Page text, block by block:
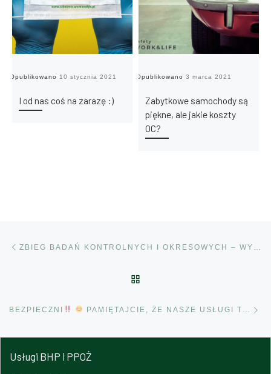
Opublikowano 10 stycznia 2021
I od nas coś na zarazę :)
Opublikowano3 marca 2021
Zabytkowe samochody są
piękne, ale jakie koszty
OC?
BEZPIECZNI PAMIĘTAJCIE, ŻE NASZE USŁUGI TO TEŻ UBEZPIECZENIA
Usługi BHP i PPOŻ